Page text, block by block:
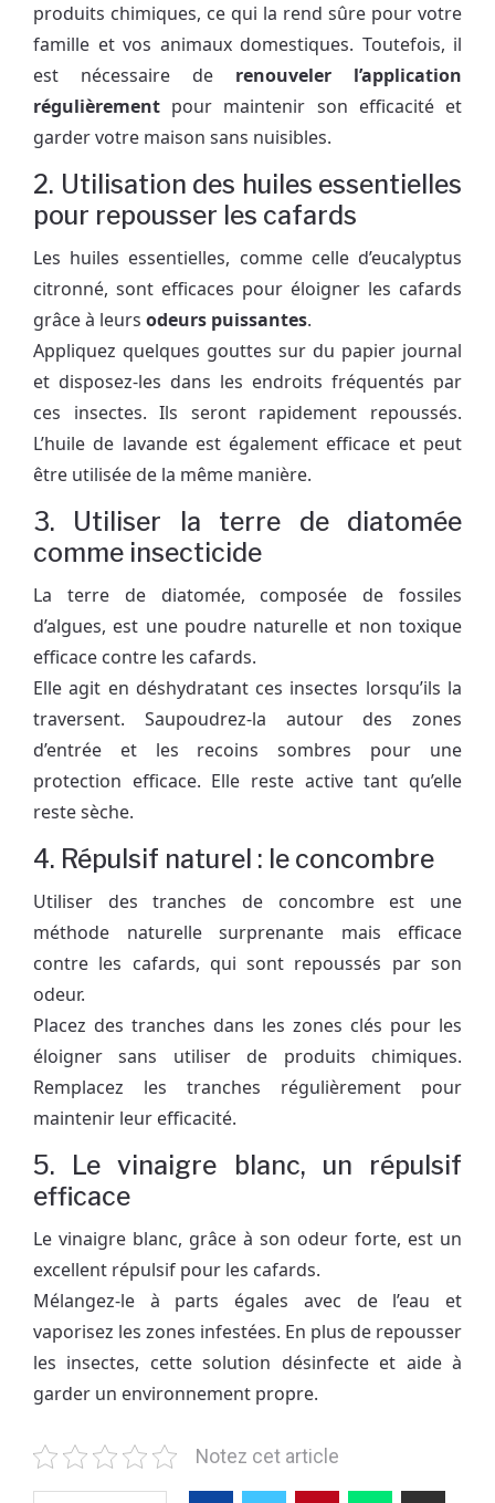
produits chimiques, ce qui la rend sûre pour votre
famille et vos animaux domestiques. Toutefois, il
est nécessaire de renouveler l’application
régulièrement pour maintenir son efficacité et
garder votre maison sans nuisibles.
2. Utilisation des huiles essentielles
pour repousser les cafards
Les huiles essentielles, comme celle d’eucalyptus
citronné, sont efficaces pour éloigner les cafards
grâce à leurs odeurs puissantes.
Appliquez quelques gouttes sur du papier journal
et disposez-les dans les endroits fréquentés par
ces insectes. Ils seront rapidement repoussés.
L’huile de lavande est également efficace et peut
être utilisée de la même manière.
3. Utiliser la terre de diatomée
comme insecticide
La terre de diatomée, composée de fossiles
d’algues, est une poudre naturelle et non toxique
efficace contre les cafards.
Elle agit en déshydratant ces insectes lorsqu’ils la
traversent. Saupoudrez-la autour des zones
d’entrée et les recoins sombres pour une
protection efficace. Elle reste active tant qu’elle
reste sèche.
4. Répulsif naturel : le concombre
Utiliser des tranches de concombre est une
méthode naturelle surprenante mais efficace
contre les cafards, qui sont repoussés par son
odeur.
Placez des tranches dans les zones clés pour les
éloigner sans utiliser de produits chimiques.
Remplacez les tranches régulièrement pour
maintenir leur efficacité.
5. Le vinaigre blanc, un répulsif
efficace
Le vinaigre blanc, grâce à son odeur forte, est un
excellent répulsif pour les cafards.
Mélangez-le à parts égales avec de l’eau et
vaporisez les zones infestées. En plus de repousser
les insectes, cette solution désinfecte et aide à
garder un environnement propre.
Notez cet article